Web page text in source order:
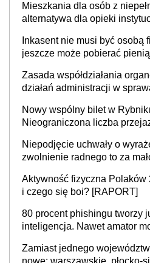
Mieszkania dla osób z
alternatywa dla opieki
Inkasent nie musi być osobą
jeszcze może pobierać
Zasada współdziałania
działań administracji w
Nowy wspólny bilet w
Nieograniczona liczba
Niepodjęcie uchwały o
zwolnienie radnego to za
sprawy
Aktywność fizyczna
i czego się boi? [RAPORT]
80 procent phishingu tworzy
inteligencja. Nawet amator
Zamiast jednego
nowe: warszawskie, płocko-